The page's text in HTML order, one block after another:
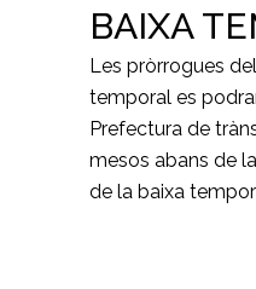
BAIXA
Les pròrrogues
temporal es
Prefectura de
mesos abans de
de la baixa